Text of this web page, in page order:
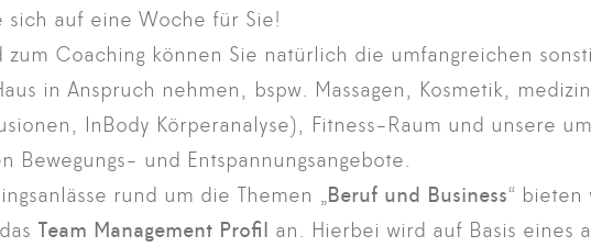
sich auf eine Woche für Sie!
zum Coaching können Sie natürlich die umfangreichen
in Anspruch nehmen, bspw. Massagen, Kosmetik,
InBody Körperanalyse), Fitness-Raum und unsere
Bewegungs- und Entspannungsangebote.
rund um die Themen „Beruf und Business“
Team Management Profil an. Hierbei wird auf Basis eines